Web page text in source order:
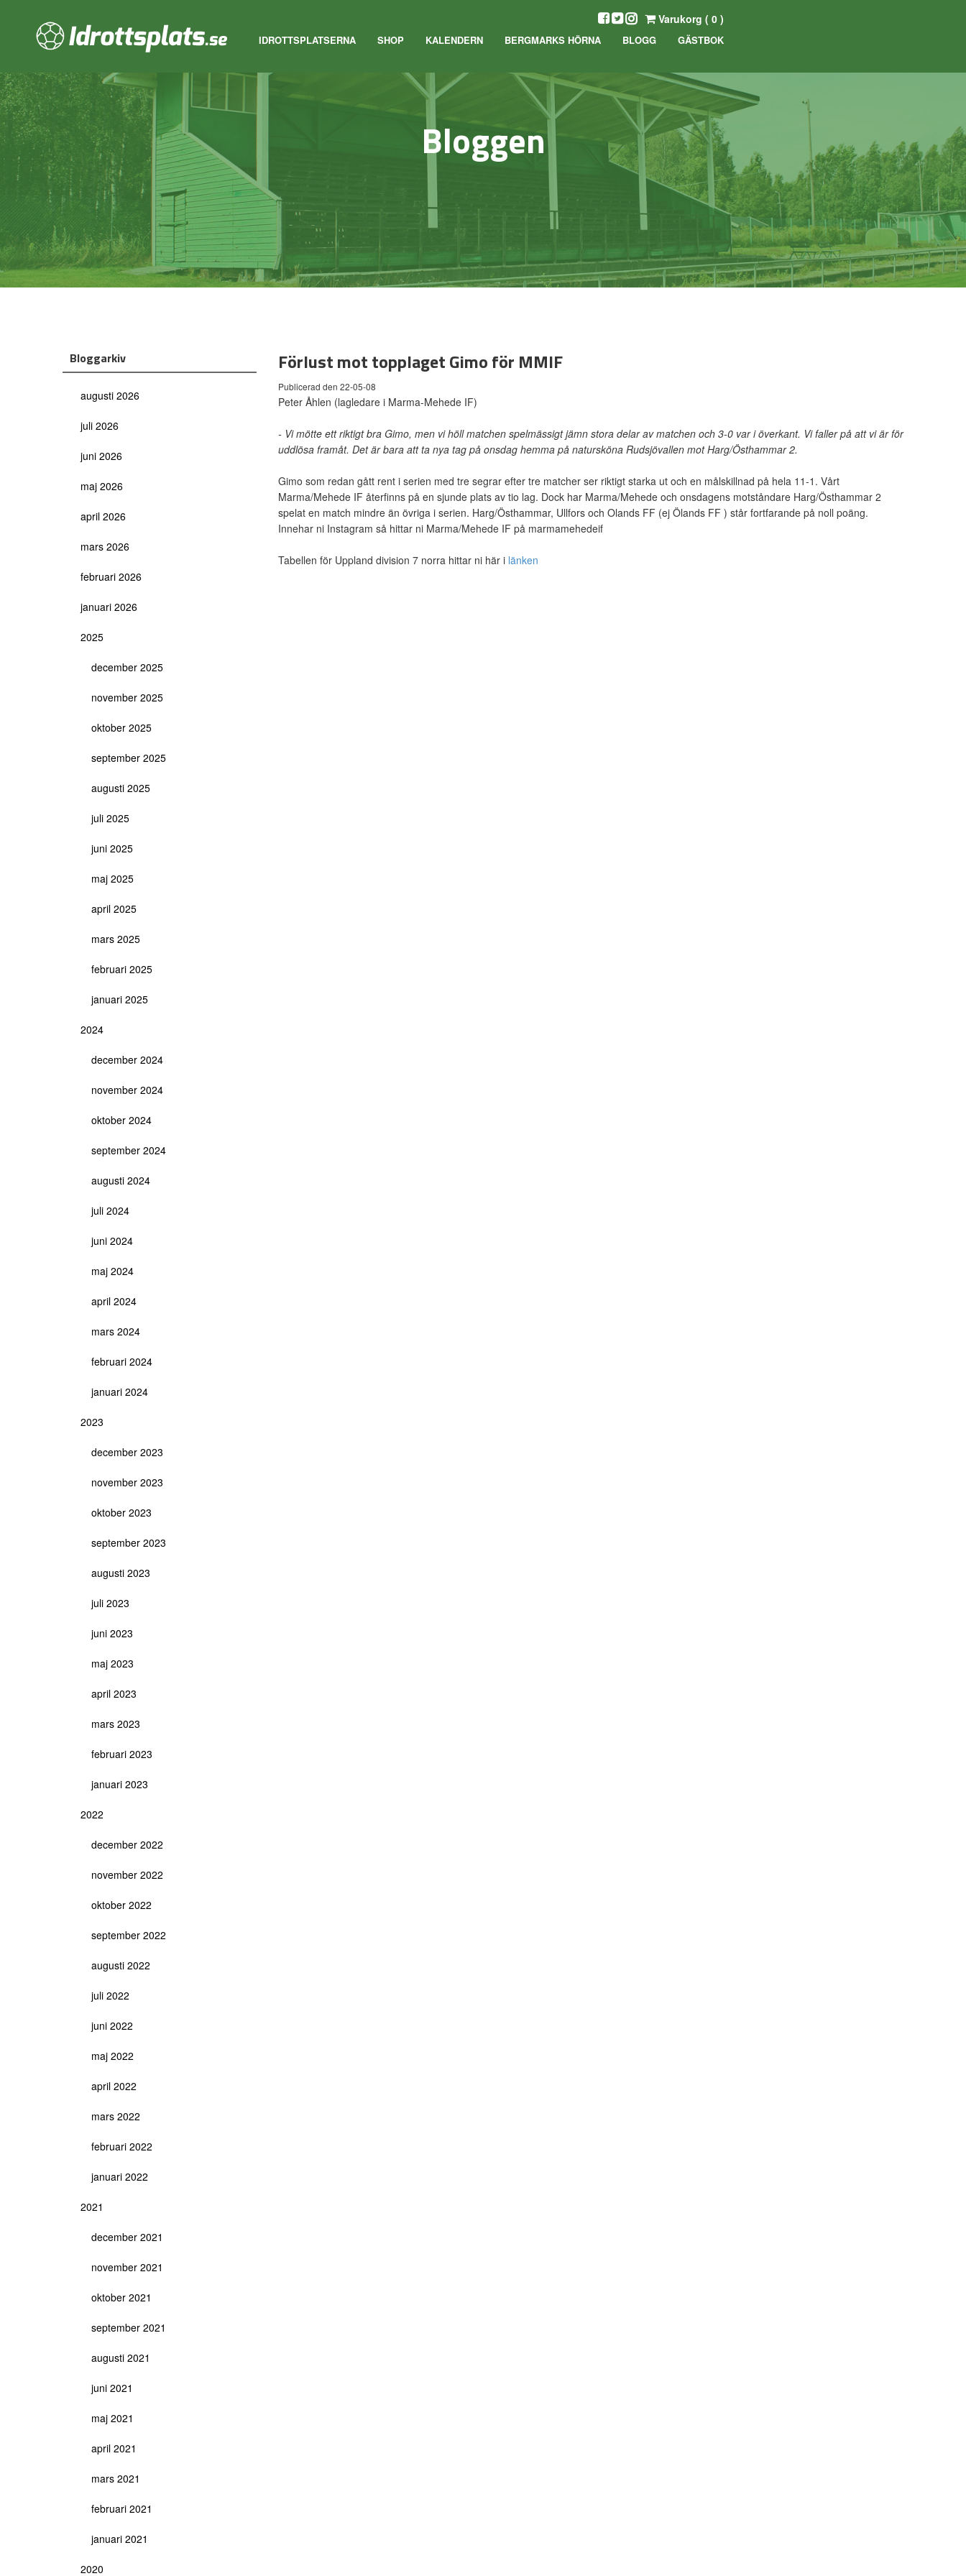
IDROTTSPLATSERNA SHOP KALENDERN BERGMARKS HÖRNA BLOGG GÄSTBOK
Varukorg ( 0 )
Bloggen
Bloggarkiv
augusti 2026
juli 2026
juni 2026
maj 2026
april 2026
mars 2026
februari 2026
januari 2026
2025
december 2025
november 2025
oktober 2025
september 2025
augusti 2025
juli 2025
juni 2025
maj 2025
april 2025
mars 2025
februari 2025
januari 2025
2024
december 2024
november 2024
oktober 2024
september 2024
augusti 2024
juli 2024
juni 2024
maj 2024
april 2024
mars 2024
februari 2024
januari 2024
2023
december 2023
november 2023
oktober 2023
september 2023
augusti 2023
juli 2023
juni 2023
maj 2023
april 2023
mars 2023
februari 2023
januari 2023
2022
december 2022
november 2022
oktober 2022
september 2022
augusti 2022
juli 2022
juni 2022
maj 2022
april 2022
mars 2022
februari 2022
januari 2022
2021
december 2021
november 2021
oktober 2021
september 2021
augusti 2021
juni 2021
maj 2021
april 2021
mars 2021
februari 2021
januari 2021
2020
Förlust mot topplaget Gimo för MMIF
Publicerad den 22-05-08
Peter Åhlen (lagledare i Marma-Mehede IF)
- Vi mötte ett riktigt bra Gimo, men vi höll matchen spelmässigt jämn stora delar av matchen och 3-0 var i överkant. Vi faller på att vi är för
uddlösa framåt. Det är bara att ta nya tag på onsdag hemma på natursköna Rudsjövallen mot Harg/Östhammar 2.
Gimo som redan gått rent i serien med tre segrar efter tre matcher ser riktigt starka ut och en målskillnad på hela 11-1. Vårt
Marma/Mehede IF återfinns på en sjunde plats av tio lag. Dock har Marma/Mehede och onsdagens motståndare Harg/Östhammar 2
spelat en match mindre än övriga i serien. Harg/Östhammar, Ullfors och Olands FF (ej Ölands FF ) står fortfarande på noll poäng.
Innehar ni Instagram så hittar ni Marma/Mehede IF på marmamehedeif
Tabellen för Uppland division 7 norra hittar ni här i länken